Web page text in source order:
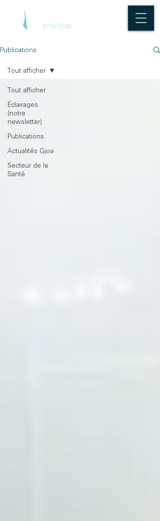
Publications
Tout afficher
Éclairages
(notre
newsletter)
Publications
Actualités Gjoa
Secteur de la
Santé
Tout afficher